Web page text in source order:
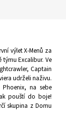
výlet X-Menů za
Excalibur. Ve
Captain
udrželi naživu.
Phoenix, na sebe
pouští do boje!
skupina z Domu